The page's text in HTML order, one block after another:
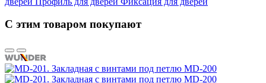
С этим товаром покупают